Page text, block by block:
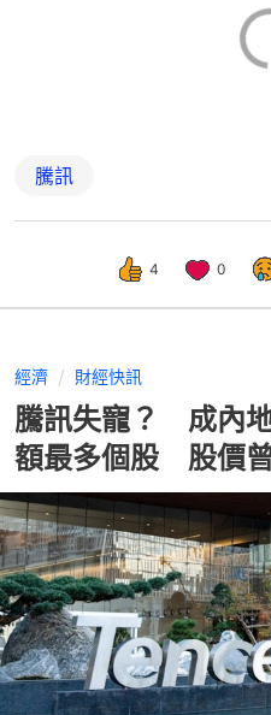
騰訊
4 0
經濟 財經快訊
騰訊失寵？ 成內
額最多個股 股價